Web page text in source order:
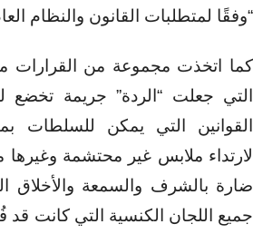
“وفقًا لمتطلبات القانون والنظام
كما اتخذت مجموعة من القرارات
التي جعلت “الردة” جريمة تخضع
القوانين التي يمكن للسلطات
لارتداء ملابس غير محتشمة وغيرها
ضارة بالشرف والسمعة والأخلاق
جميع اللجان الكنسية التي كانت